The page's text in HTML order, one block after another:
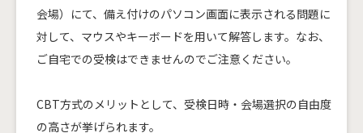
会場）にて、備え付けのパソコン画面に表示される問題に
対して、マウスやキーボードを用いて解答します。なお、
ご自宅での受検はできませんのでご注意ください。
CBT方式のメリットとして、受検日時・会場選択の自由度
の高さが挙げられます。